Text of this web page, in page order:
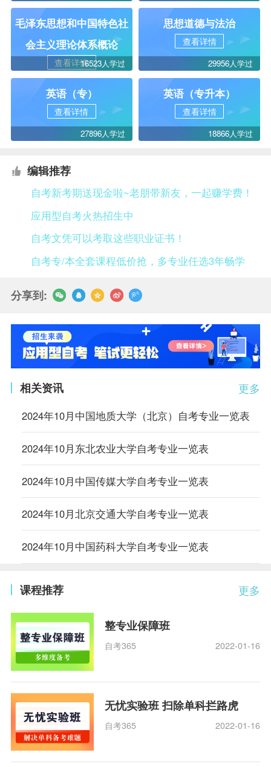
毛泽东思想和中国特色社
会主义理论体系概论
查看详情16523人学过
思想道德与法治
查看详情
29956人学过
英语（专）
查看详情
27896人学过
英语（专升本）
查看详情
18866人学过
编辑推荐
自考新考期送现金啦~老朋带新友，一起赚学费！
应用型自考火热招生中
自考文凭可以考取这些职业证书！
自考专/本全套课程低价抢，多专业任选3年畅学
分享到:
更多
相关资讯
2024年10月中国地质大学（北京）自考专业一览表
2024年10月东北农业大学自考专业一览表
2024年10月中国传媒大学自考专业一览表
2024年10月北京交通大学自考专业一览表
2024年10月中国药科大学自考专业一览表
更多
课程推荐
整专业保障班
自考365 2022-01-16
无忧实验班 扫除单科拦路虎
自考365 2022-01-16